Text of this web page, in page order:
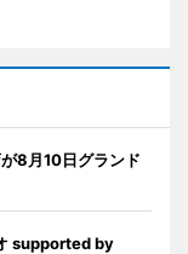
8月10日グランド
supported by